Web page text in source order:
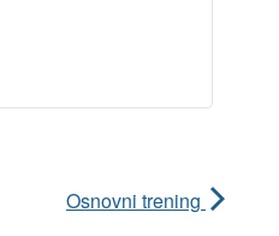
Osnovni trening